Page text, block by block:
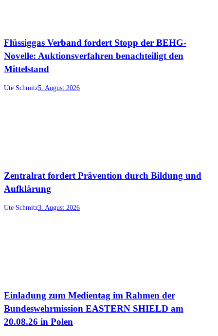
Flüssiggas Verband fordert Stopp der BEHG-
Novelle: Auktionsverfahren benachteiligt den
Mittelstand
Ute Schmitz5. August 2026
Zentralrat fordert Prävention durch Bildung und
Aufklärung
Ute Schmitz3. August 2026
Einladung zum Medientag im Rahmen der
Bundeswehrmission EASTERN SHIELD am
20.08.26 in Polen